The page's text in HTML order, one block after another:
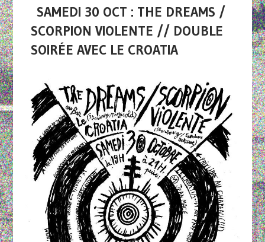
SAMEDI 30 OCT : THE DREAMS /
SCORPION VIOLENTE // DOUBLE
SOIRÉE AVEC LE CROATIA